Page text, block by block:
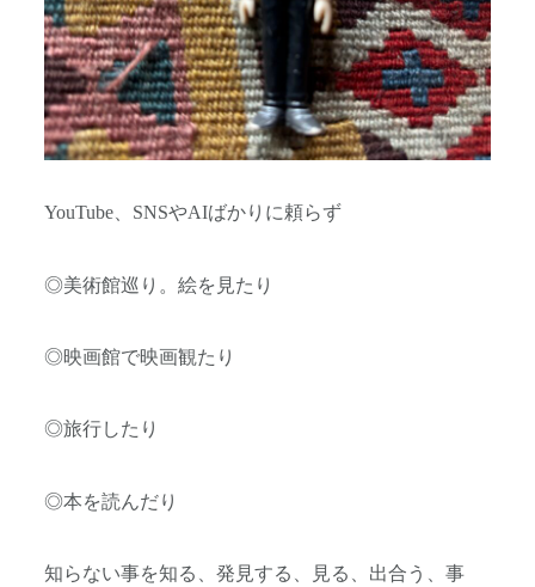
YouTube、SNSやAIばかりに頼らず
◎美術館巡り。絵を見たり
◎映画館で映画観たり
◎旅行したり
◎本を読んだり
知らない事を知る、発見する、見る、出合う、事